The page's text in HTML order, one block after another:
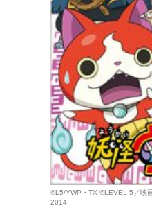
©L5/YWP・TX ©LEVEL-5／映
2014